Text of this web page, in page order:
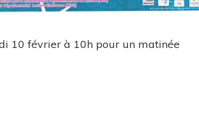
10 février à 10h pour un matinée